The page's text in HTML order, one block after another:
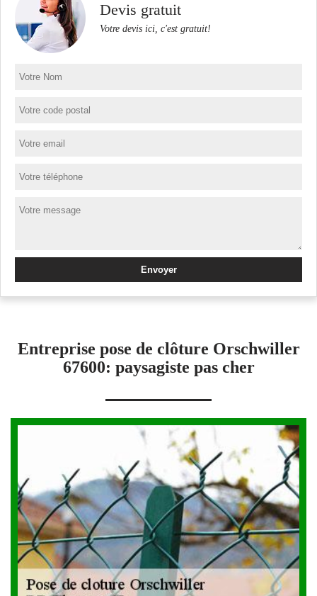
Devis gratuit
Votre devis ici, c'est gratuit!
Entreprise pose de clôture Orschwiller
67600: paysagiste pas cher